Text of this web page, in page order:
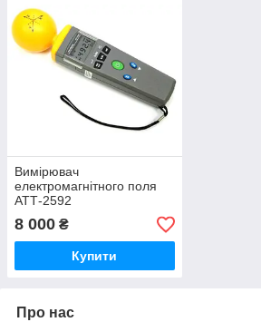
Вимірювач
електромагнітного поля
АТТ-2592
8 000 ₴
Купити
Про нас